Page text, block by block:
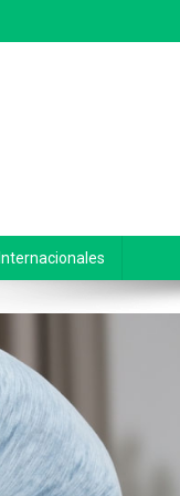
Internacionales